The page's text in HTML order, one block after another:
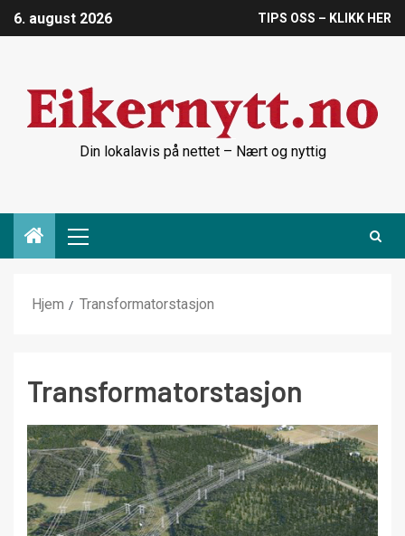
6. august 2026 TIPS OSS – KLIKK HER
Din lokalavis på nettet – Nært og nyttig
Hjem Transformatorstasjon
Transformatorstasjon